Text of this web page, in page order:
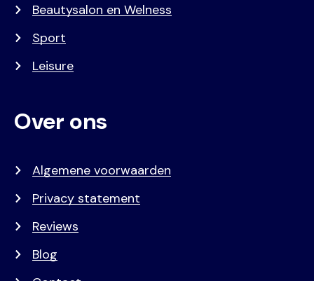
Beautysalon en Welness
Sport
Leisure
Over ons
Algemene voorwaarden
Privacy statement
Reviews
Blog